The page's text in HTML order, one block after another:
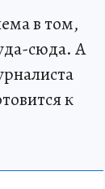
в том,
сюда. А
к